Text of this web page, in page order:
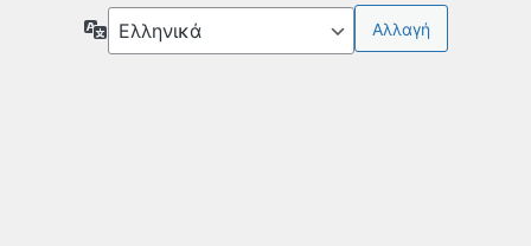
Γλώσσα